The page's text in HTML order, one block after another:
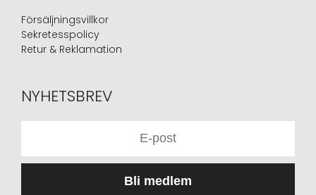
Försäljningsvillkor
Sekretesspolicy
Retur & Reklamation
NYHETSBREV
Bli medlem